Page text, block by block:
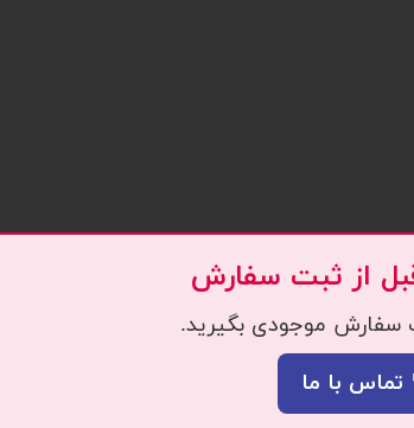
از ثبت سفارش
سفارش موجودی بگیرید.
تماس با ما